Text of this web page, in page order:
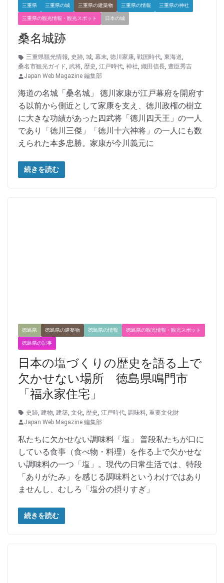
三重県 三重県の城 三重県の建築物 三重県の情報 三重県の神社
三重県の観光情報・観光スポット 日本の城
桑名城跡
三重県観光情報, 史跡, 城, 幕末, 徳川家康, 戦国時代, 東海道,
桑名市観光ガイド, 武将, 歴史, 江戸時代, 神社, 織田信長, 豊臣秀吉
Japan Web Magazine 編集部
海道の名城「桑名城」 徳川家康が江戸幕府を開府す
る以前から側近として家康を支え、徳川政権の樹立
に大きな功績があった四武将「徳川四天王」の一人
であり「徳川三傑」「徳川十六神将」の一人にも数
えられた本多忠勝。家康が今川義元に
続きを読む
徳島県 徳島県の建築物 徳島県の情報 徳島県の観光情報・観光スポット
徳島県の記事
日本の塩づくりの歴史を語る上で
欠かせない場所 徳島県鳴門市
「福永家住宅」
史跡 建物 建築 文化 歴史 江戸時代 調味料 重要文化財
Japan Web Magazine 編集部
私たちに欠かせない調味料「塩」 普段私たちが口に
している食事（食べ物・料理）を作る上で欠かせな
い調味料の一つ「塩」。現代の日常生活では、特段
「ありがたみ」を感じる調味料というわけではあり
ませんし、むしろ「塩分の摂りすぎ」
続きを読む